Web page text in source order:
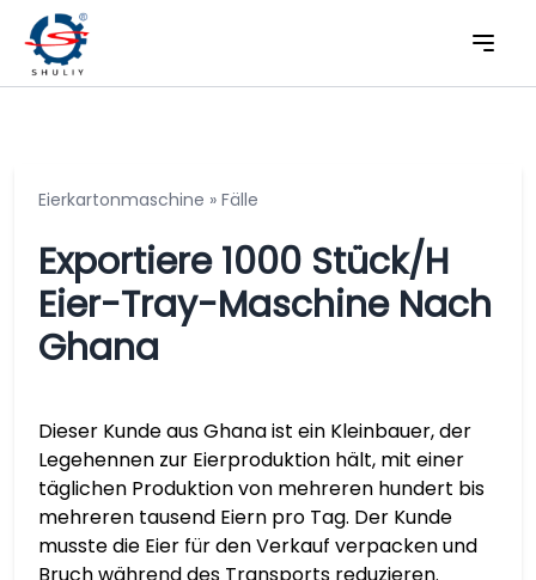
Eierkartonmaschine » Fälle
Exportiere 1000 Stück/h
Eier-Tray-Maschine Nach
Ghana
Dieser Kunde aus Ghana ist ein Kleinbauer, der
Legehennen zur Eierproduktion hält, mit einer
täglichen Produktion von mehreren hundert bis
mehreren tausend Eiern pro Tag. Der Kunde
musste die Eier für den Verkauf verpacken und